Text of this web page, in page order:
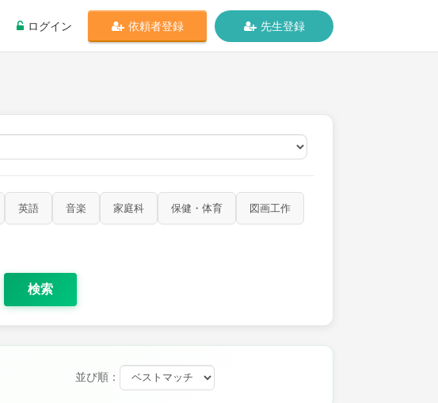
ログイン 依頼者登録 先生登録
英語 音楽 家庭科 保健・体育 図画工作
検索
並び順：